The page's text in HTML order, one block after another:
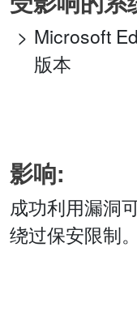
Microsoft
版本
影响:
成功利用漏洞
绕过保安限制。